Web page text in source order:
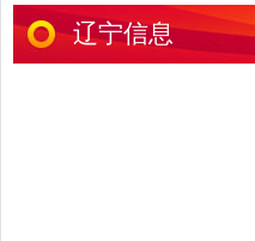
辽宁信息